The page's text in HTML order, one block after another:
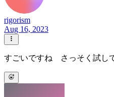
rigorism
Aug 16, 2023
すごいですね さっそく試し